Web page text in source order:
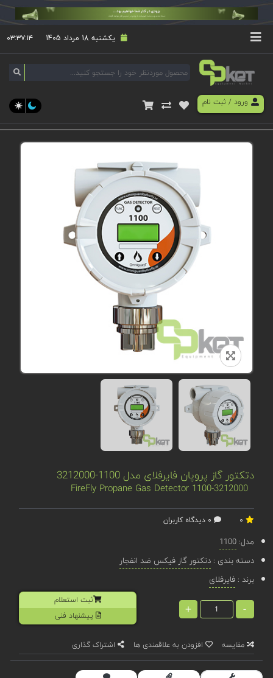
یکشنبه 18 مرداد 1405 ۰۳:۳۷:۱۴
ورود/ ثبت نام
دتکتور گاز پروپان فایرفلای مدل 1100-3212000
FireFly Propane Gas Detector 1100-3212000
مدل:1100
دسته بندی :دتکتور گاز فیکس ضد انفجار
برند :فایرفلای
-
+
ثبت استعلام
پیشنهاد فنی
مقایسه افزودن به علاقمندی ها اشتراک گذاری